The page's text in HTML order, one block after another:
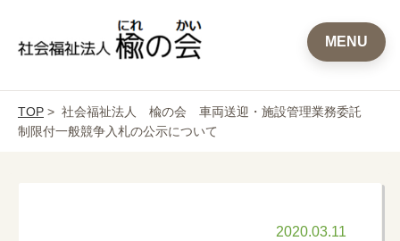
MENU
TOP > 社会福祉法人 楡の会 車両送迎・施設管理業務委託
制限付一般競争入札の公示について
2020.03.11